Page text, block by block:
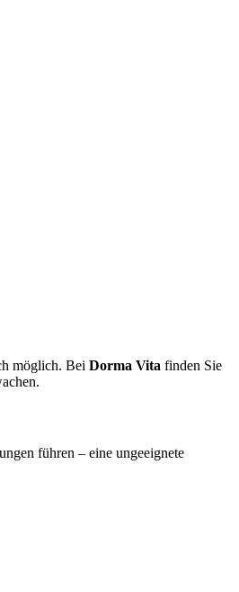
möglich. Bei Dorma Vita finden Sie
führen – eine ungeeignete